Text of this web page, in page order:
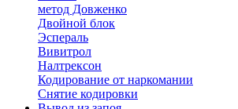
метод Довженко
Двойной блок
Эспераль
Вивитрол
Налтрексон
Кодирование от наркомании
Снятие кодировки